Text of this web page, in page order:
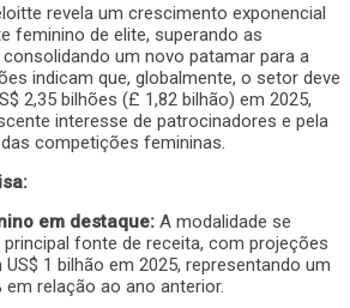
revela um crescimento exponencial
feminino de elite, superando as
um novo patamar para a
indicam que, globalmente, o setor deve
2,35 bilhões (£ 1,82 bilhão) em 2025,
interesse de patrocinadores e pela
competições femininas.
em destaque: A modalidade se
fonte de receita, com projeções
1 bilhão em 2025, representando um
em relação ao ano anterior.